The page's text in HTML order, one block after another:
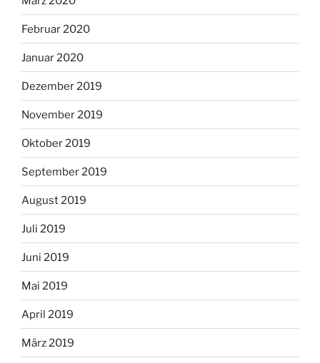
Februar 2020
Januar 2020
Dezember 2019
November 2019
Oktober 2019
September 2019
August 2019
Juli 2019
Juni 2019
Mai 2019
April 2019
März 2019